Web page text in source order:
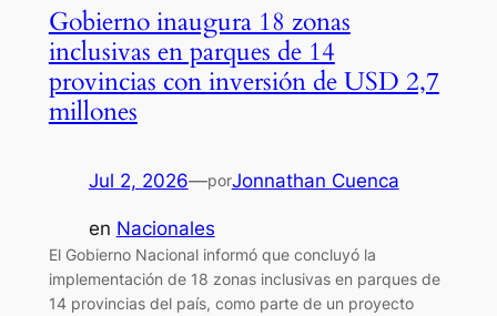
Gobierno inaugura 18 zonas
inclusivas en parques de 14
provincias con inversión de USD 2,7
millones
Jul 2, 2026—porJonnathan Cuenca
en Nacionales
El Gobierno Nacional informó que concluyó la
implementación de 18 zonas inclusivas en parques de
14 provincias del país, como parte de un proyecto